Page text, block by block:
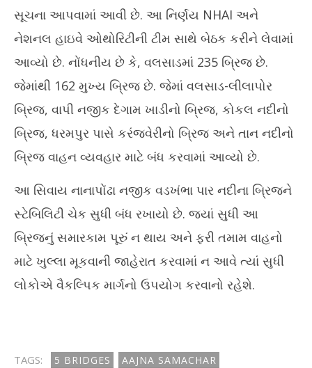
સૂચના આપવામાં આવી છે. આ નિર્ણય NHAI અને
નેશનલ હાઇવે ઓથોરિટીની ટીમ સાથે બેઠક કરીને લેવામાં
આવ્યો છે. નોંધનીય છે કે, વલસાડમાં 235 બ્રિજ છે.
જેમાંથી 162 મુખ્ય બ્રિજ છે. જેમાં વલસાડ-લીલાપોર
બ્રિજ, વાપી નજીક દેગામ ખાડીનો બ્રિજ, કોકલ નદીનો
બ્રિજ, ધરમપુર પાસે કરંજવેરીનો બ્રિજ અને તાન નદીનો
બ્રિજ વાહન વ્યવહાર માટે બંધ કરવામાં આવ્યો છે.
આ સિવાય નાનાપોંઢા નજીક વડખંભા પાર નદીના બ્રિજને
સ્ટેબિલિટી ચેક સુધી બંધ રખાયો છે. જ્યાં સુધી આ
બ્રિજનું સમારકામ પૂરું ન થાય અને ફરી તમામ વાહનો
માટે ખુલ્લા મૂકવાની જાહેરાત કરવામાં ન આવે ત્યાં સુધી
લોકોએ વૈકલ્પિક માર્ગનો ઉપયોગ કરવાનો રહેશે.
TAGS: 5 BRIDGES
AAJNA SAMACHAR